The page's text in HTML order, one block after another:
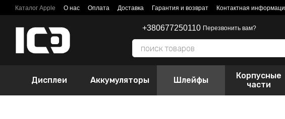
Перейти к основному контенту
Каталог Apple О нас Оплата Доставка Гарантия и возврат Контактная
+380677250110 Перезвонить вам?
Дисплеи Аккумуляторы Шлейфы
Корпусные
части